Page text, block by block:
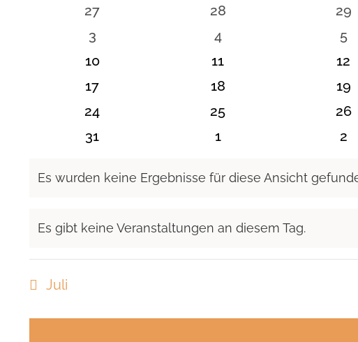
Veranstaltungen
0
Veranstaltungen
27
0
Veranstaltungen
28
0
29
0
Veranstaltungen
3
0
Veranstaltungen
4
0
5
0
Veranstaltungen
10
0
Veranstaltungen
11
0
12
0
Veranstaltungen
17
0
Veranstaltungen
18
0
19
0
Veranstaltungen
24
0
Veranstaltungen
25
0
26
0
31
0
1
0
2
Es wurden keine Ergebnisse für diese Ansicht
Hinweis
Es gibt keine Veranstaltungen an diesem Tag.
Juli